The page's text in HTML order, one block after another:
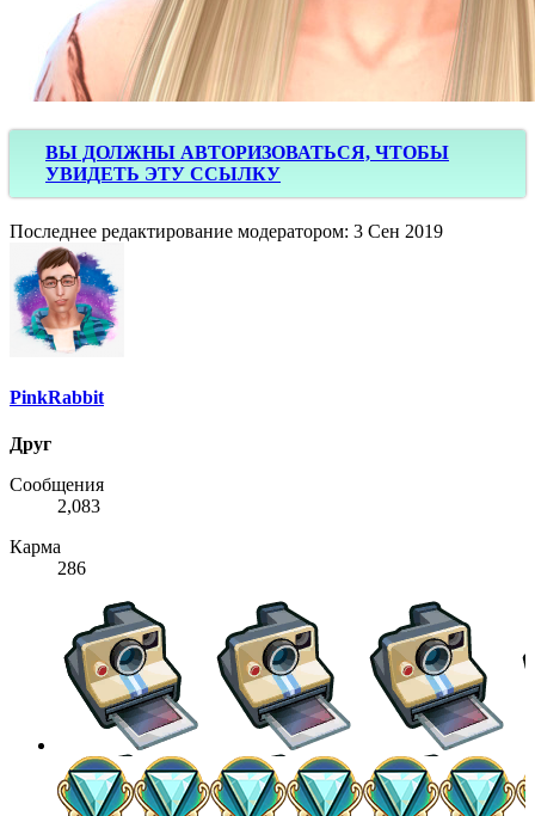
ВЫ ДОЛЖНЫ АВТОРИЗОВАТЬСЯ, ЧТОБЫ
УВИДЕТЬ ЭТУ ССЫЛКУ
Последнее редактирование модератором: 3 Сен 2019
PinkRabbit
Друг
Сообщения
2,083
Карма
286